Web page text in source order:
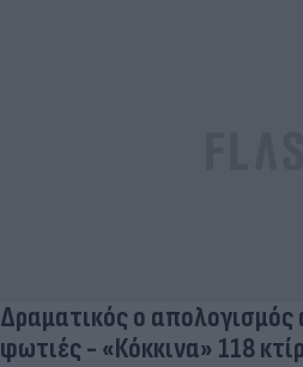
Δραματικός ο απολογισμός
φωτιές - «Κόκκινα» 118